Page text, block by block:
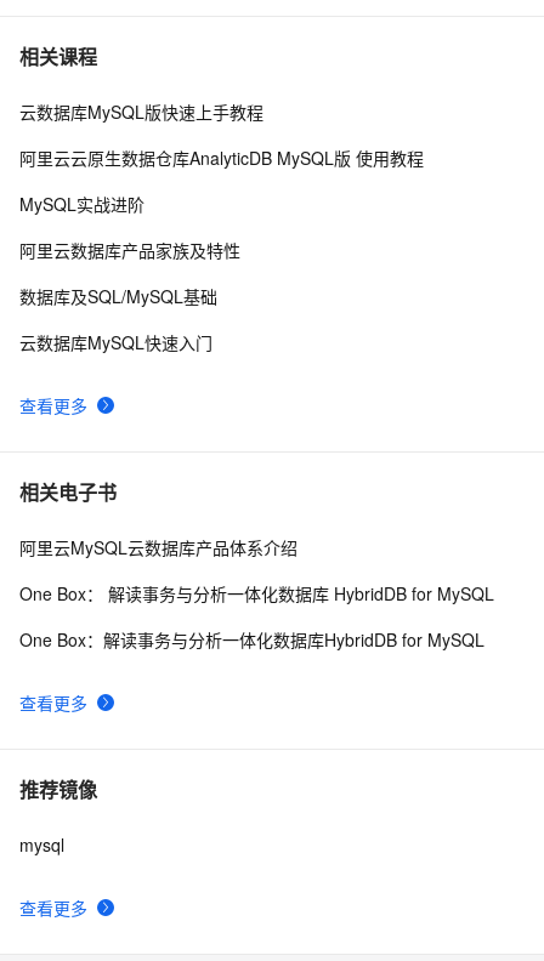
7 MySQL怎么卸载干净
8 MySQL调优
10mysql 主从复制实现原理
相关课程
查看更多
云数据库MySQL版快速上手教程
阿里云云原生数据仓库AnalyticDB MySQL版 使用教程
MySQL实战进阶
阿里云数据库产品家族及特性
数据库及SQL/MySQL基础
云数据库MySQL快速入门
相关电子书
查看更多
阿里云MySQL云数据库产品体系介绍
One Box： 解读事务与分析一体化数据库 HybridDB for MySQL
One Box：解读事务与分析一体化数据库HybridDB for MySQL
推荐镜像
查看更多
mysql